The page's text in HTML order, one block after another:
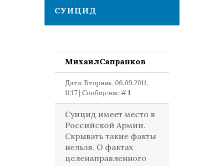
СУИЦИД
МихаилСапранков
Дата: Вторник, 06.09.2011,
11:17 | Сообщение #1
Суицид имеет место в
Российской Армии.
Скрывать такие факты
нельзя. О фактах
целенаправленного